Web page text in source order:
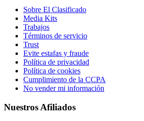
Sobre El Clasificado
Media Kits
Trabajos
Términos de servicio
Trust
Evite estafas y fraude
Política de privacidad
Política de cookies
Cumplimiento de la CCPA
No vender mi información
Nuestros Afiliados